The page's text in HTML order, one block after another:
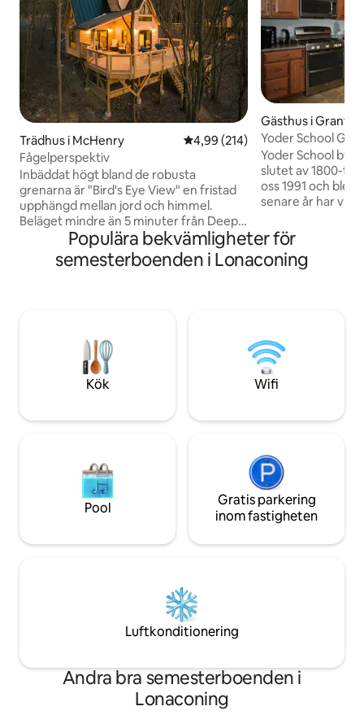
Trädhus i McHenry 4,99 av 5 i genomsnittligt
4,99 (214)
Fågelperspektiv
Inbäddat högt bland de robusta
grenarna är "Bird's Eye View" en fristad
upphängd mellan jord och himmel.
Beläget mindre än 5 minuter från Deep
Creek Lake och beläget bland löven,
erbjuder vårt trädhus ett
panoramaperspektiv av den omgivande
fantastisk solnedgång. Boendet är en
harmonisk blandning av lokalt tillverkad
konst och möbler för att lägga till rustik
charm och modern komfort.
Gästhus i
Yoder School
bubbelpool
Yoder School
slutet av 1800-
oss 1991 och
senare år har vi
Möjligheter till
överflöd.
med Strava-
restauranger,
basketplaner
Populära bekvämligheter för
semesterboenden i Lonaconing
Kök Wifi
Pool
Gratis parkering
inom fastigheten
Luftkonditionering
Andra bra semesterboenden i
Lonaconing